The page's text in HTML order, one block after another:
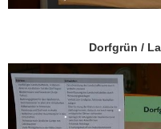
Dorfgrün /